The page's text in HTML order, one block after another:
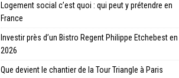
Logement social c’est quoi : qui peut y prétendre en
France
Investir près d’un Bistro Regent Philippe Etchebest en
2026
Que devient le chantier de la Tour Triangle à Paris